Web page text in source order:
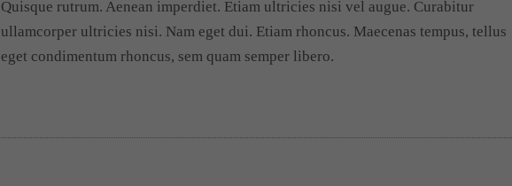
Quisque rutrum. Aenean imperdiet. Etiam ultricies nisi vel augue. Curabitur
ullamcorper ultricies nisi. Nam eget dui. Etiam rhoncus. Maecenas tempus, tellus
eget condimentum rhoncus, sem quam semper libero.